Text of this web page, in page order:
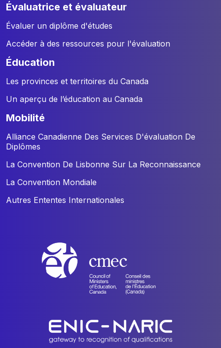
évaluatrice et évaluateur
Évaluer un diplôme d'études
Accéder à des ressources pour l'évaluation
éducation
Les provinces et territoires du Canada
Un aperçu de l’éducation au Canada
mobilité
Alliance Canadienne Des Services D'évaluation De
Diplômes
La Convention De Lisbonne Sur La Reconnaissance
La Convention Mondiale
Autres Ententes Internationales